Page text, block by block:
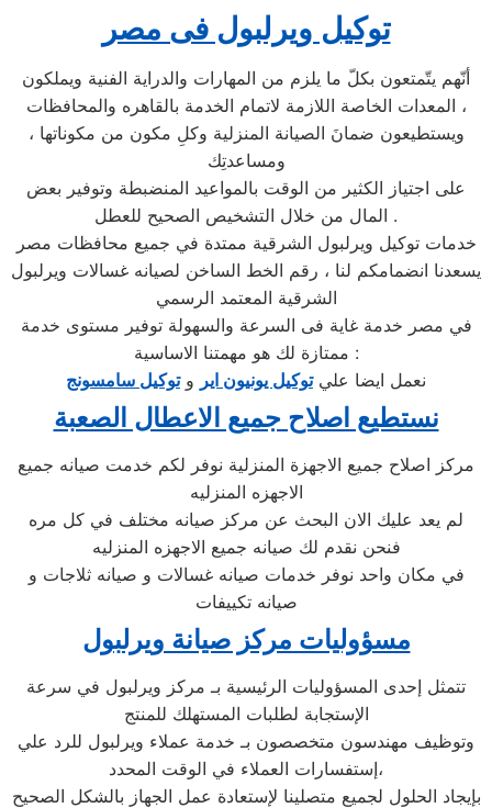
توكيل ويرلبول فى مصر
أنّهم يتّمتعون بكلّ ما يلزم من المهارات والدراية الفنية ويملكون
المعدات الخاصة اللازمة لاتمام الخدمة بالقاهره والمحافظات ،
ويستطيعون ضمانَ الصيانة المنزلية وكلِ مكون من مكوناتها ،
ومساعدتِك
على اجتياز الكثير من الوقت بالمواعيد المنضبطة وتوفير بعض
المال من خلال التشخيص الصحيح للعطل .
خدمات توكيل ويرلبول الشرقية ممتدة في جميع محافظات مصر
يسعدنا انضمامكم لنا ، رقم الخط الساخن لصيانه غسالات ويرلبول
الشرقية المعتمد الرسمي
في مصر خدمة غاية فى السرعة والسهولة توفير مستوى خدمة
ممتازة لك هو مهمتنا الاساسية :
نعمل ايضا عليتوكيل يونيون اير وتوكيل سامسونج
نستطيع اصلاح جميع الاعطال الصعبة
مركز اصلاح جميع الاجهزة المنزلية نوفر لكم خدمت صيانه جميع
الاجهزه المنزليه
لم يعد عليك الان البحث عن مركز صيانه مختلف في كل مره
فنحن نقدم لك صيانه جميع الاجهزه المنزليه
في مكان واحد نوفر خدمات صيانه غسالات و صيانه ثلاجات و
صيانه تكييفات
مسؤوليات مركز صيانة ويرلبول
تتمثل إحدى المسؤوليات الرئيسية بـ مركز ويرلبول في سرعة
الإستجابة لطلبات المستهلك للمنتج
وتوظيف مهندسون متخصصون بـ خدمة عملاء ويرلبول للرد علي
إستفسارات العملاء في الوقت المحدد،
بإيجاد الحلول لجميع متصلينا لإستعادة عمل الجهاز بالشكل الصحيح